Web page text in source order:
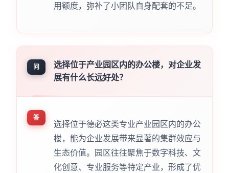
用额度，弥补了小团队自身配套的不足。
问
选择位于产业园区内的办公楼，对企业发
展有什么长远好处？
答
选择位于德必这类专业产业园区内的办公
楼，能为企业发展带来显著的集群效应与
生态价值。园区往往聚焦于数字科技、文
化创意、专业服务等特定产业，形成了优